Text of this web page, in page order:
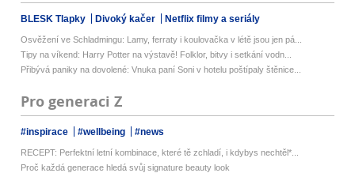
BLESK Tlapky Divoký kačer Netflix filmy a seriály
Osvěžení ve Schladmingu: Lamy, ferraty i koulovačka v létě jsou jen pá...
Tipy na víkend: Harry Potter na výstavě! Folklor, bitvy i setkání vodn...
Přibývá paniky na dovolené: Vnuka paní Soni v hotelu poštípaly štěnice...
Pro generaci Z
#inspirace #wellbeing #news
RECEPT: Perfektní letní kombinace, které tě zchladí, i kdybys nechtěl*...
Proč každá generace hledá svůj signature beauty look